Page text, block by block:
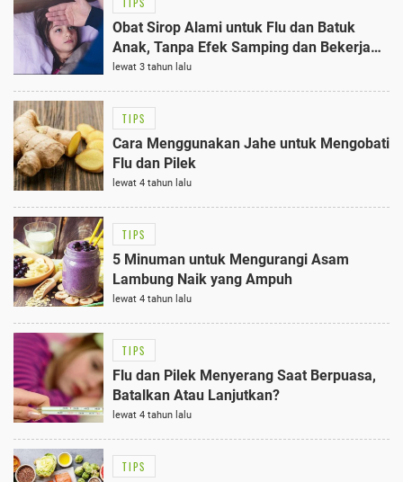
TIPS
Obat Sirop Alami untuk Flu dan Batuk
Anak, Tanpa Efek Samping dan Bekerja
Efektif
lewat 3 tahun lalu
TIPS
Cara Menggunakan Jahe untuk Mengobati
Flu dan Pilek
lewat 4 tahun lalu
TIPS
5 Minuman untuk Mengurangi Asam
Lambung Naik yang Ampuh
lewat 4 tahun lalu
TIPS
Flu dan Pilek Menyerang Saat Berpuasa,
Batalkan Atau Lanjutkan?
lewat 4 tahun lalu
TIPS